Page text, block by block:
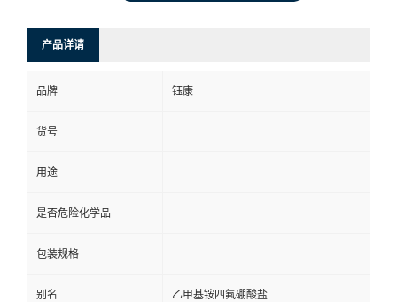
产品详请
品牌 钰康
货号
用途
是否危险化学品
包装规格
别名 乙甲基铵四氟硼酸盐